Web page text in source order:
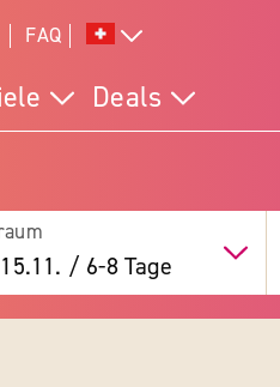
FAQ
Deals
15.11. / 6-8 Tage